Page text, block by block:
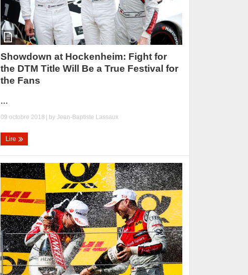
Showdown at Hockenheim: Fight for
the DTM Title Will Be a True Festival for
the Fans
...
09 octobre 2018 | byJean-Baptiste Lassaux
Lire